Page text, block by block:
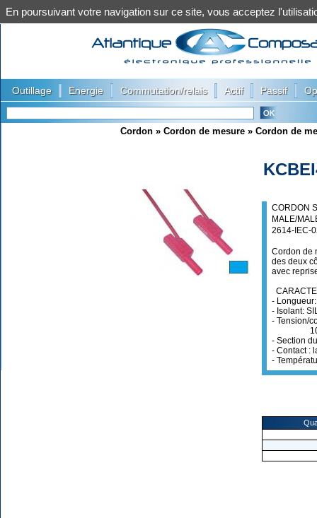
Outillage Energie Commutation/relais Actif Passif
Cordon » Cordon de mesure » Cordon de
CORDON
MALE/
2614-IEC-
Cordon de
des deux
avec
-
- Isolant:
- Tension/
1000V
- Section
- Contact :
-
En poursuivant votre navigation sur ce site, vous acceptez